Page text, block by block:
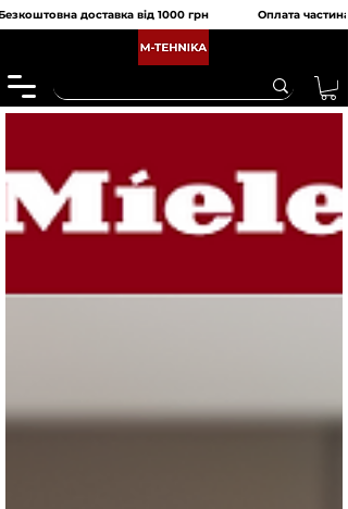
доставка від 1000 грн               Оплата